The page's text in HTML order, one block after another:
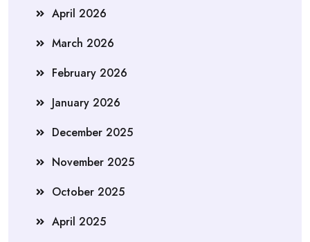
April 2026
March 2026
February 2026
January 2026
December 2025
November 2025
October 2025
April 2025